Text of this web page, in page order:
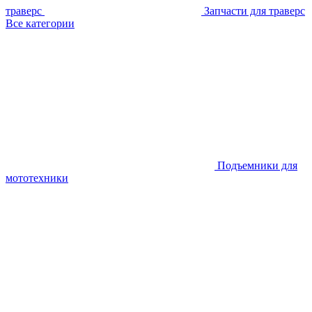
траверс
Запчасти для траверс
Все категории
Подъемники для
мототехники